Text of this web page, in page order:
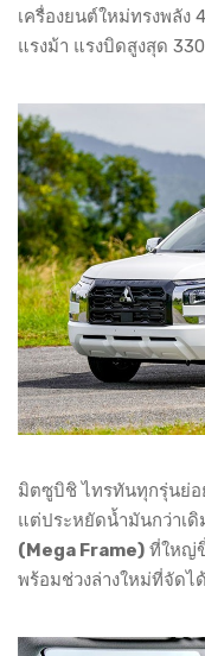
เครื่องยนต์ใหม่ทรงพลัง
แรงม้า แรงบิดสูงสุด
มิตซูบิชิ ไทรทันทุกรุ่นย่อ
แต่ประหยัดน้ำมันกว่าเ
(Mega Frame) ที่ใหญ่
พร้อมช่วงล่างใหม่ที่จัดไ